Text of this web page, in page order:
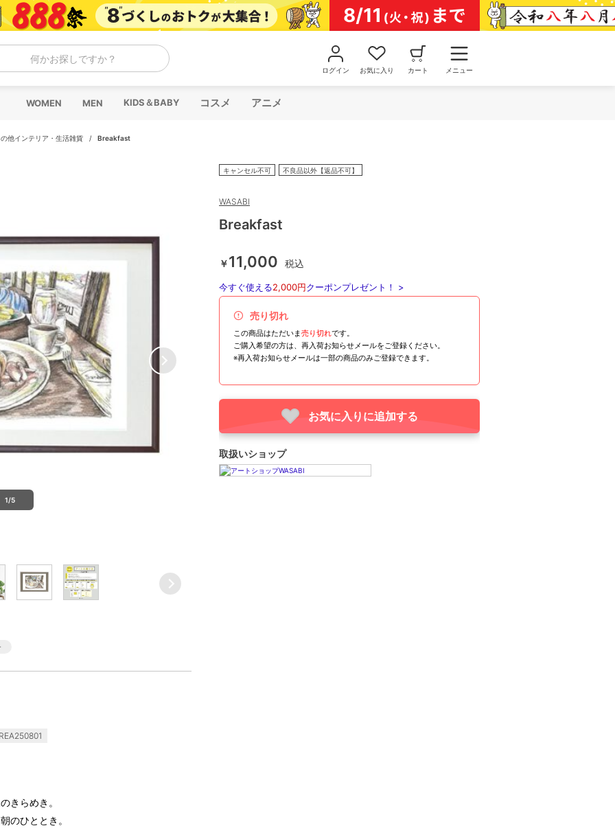
何かお探しですか？
ログイン お気に入り カート メニュー
WOMEN MEN KIDS＆BABY コスメ アニメ
の他インテリア・生活雑貨 / Breakfast
1/5
きらめき。
のひととき。
キャンセル不可 不良品以外【返品不可】
WASABI
Breakfast
￥11,000 税込
今すぐ使える2,000円クーポンプレゼント！ >
売り切れ
この商品はただいま売り切れです。
ご購入希望の方は、再入荷お知らせメールをご登録ください。
※再入荷お知らせメールは一部の商品のみご登録できます。
お気に入りに追加する
取扱いショップ